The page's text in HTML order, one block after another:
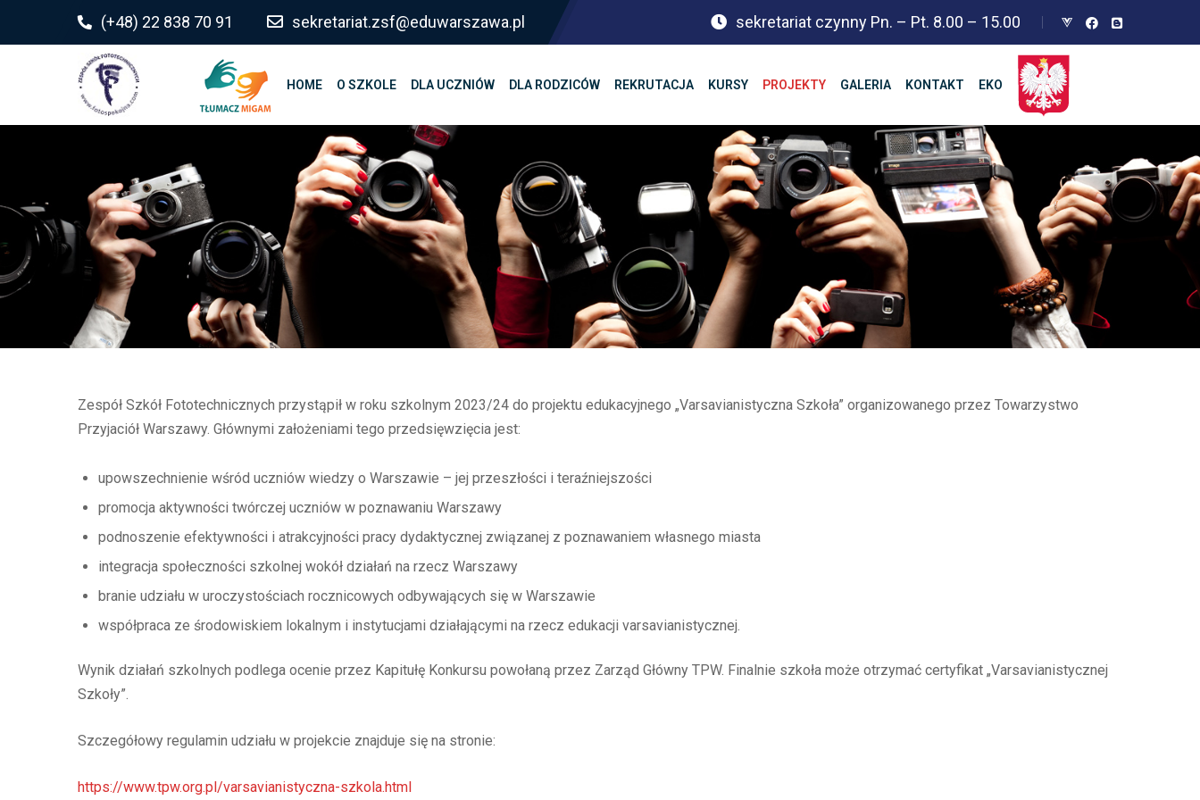
(+48) 22 838 70 91 sekretariat.zsf@eduwarszawa.pl sekretariat czynny Pn. – Pt. 8.00 – 15.00
HOME O SZKOLE DLA UCZNIÓW DLA RODZICÓW REKRUTACJA KURSY PROJEKTY GALERIA KONTAKT EKO
Zespół Szkół Fototechnicznych przystąpił w roku szkolnym 2023/24 do projektu edukacyjnego „Varsavianistyczna Szkoła” organizowanego przez Towarzystwo
Przyjaciół Warszawy. Głównymi założeniami tego przedsięwzięcia jest:
upowszechnienie wśród uczniów wiedzy o Warszawie – jej przeszłości i teraźniejszości
promocja aktywności twórczej uczniów w poznawaniu Warszawy
podnoszenie efektywności i atrakcyjności pracy dydaktycznej związanej z poznawaniem własnego miasta
integracja społeczności szkolnej wokół działań na rzecz Warszawy
branie udziału w uroczystościach rocznicowych odbywających się w Warszawie
współpraca ze środowiskiem lokalnym i instytucjami działającymi na rzecz edukacji varsavianistycznej.
Wynik działań szkolnych podlega ocenie przez Kapitułę Konkursu powołaną przez Zarząd Główny TPW. Finalnie szkoła może otrzymać certyfikat „Varsavianistycznej
Szkoły”.
Szczegółowy regulamin udziału w projekcie znajduje się na stronie:
https://www.tpw.org.pl/varsavianistyczna-szkola.html